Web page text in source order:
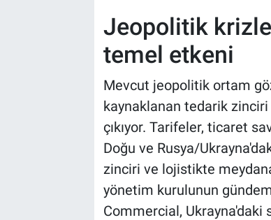
Jeopolitik
temel etkeni
Mevcut jeopolitik ortam
kaynaklanan tedarik
çıkıyor. Tarifeler, ticaret
Doğu ve Rusya/
zinciri ve lojistikte
yönetim kurulunun
Commercial,